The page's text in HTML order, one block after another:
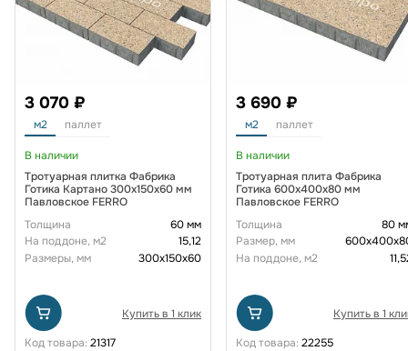
3 070 ₽
м2 паллет
В наличии
Тротуарная плитка Фабрика
Готика Картано 300х150х60 мм
Павловское FERRO
Толщина
60 мм
На поддоне, м2
15,12
Размеры, мм
300х150х60
Купить в 1 клик
Код товара: 21317
3 690 ₽
м2 паллет
В наличии
Тротуарная плита Фабрика
Готика 600х400х80 мм
Павловское FERRO
Толщина
80
Размер, мм
На поддоне, м2
Купить в 1
Код товара: 22255